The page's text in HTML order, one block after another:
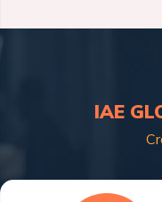
IAE